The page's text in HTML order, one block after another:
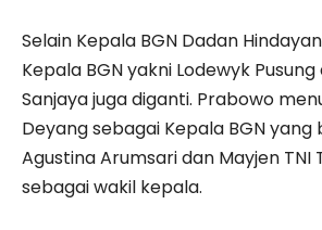
Selain Kepala BGN Dadan
Kepala BGN yakni Lodewyk Pusung
Sanjaya juga diganti. Prabowo
Deyang sebagai Kepala BGN yang
Agustina Arumsari dan Mayjen TNI
sebagai wakil kepala.